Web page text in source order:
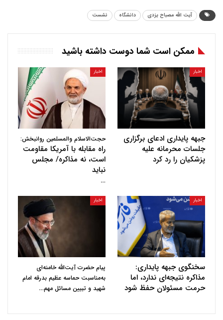
آیت الله مصباح یزدی دانشگاه نشست
ممکن است شما دوست داشته باشید
اخبار
جبهه پایداری ادعای برگزاری
جلسات محرمانه علیه
پزشکیان را رد کرد
اخبار
حجت‌الاسلام والمسلمین روانبخش:
راه مقابله با آمریکا مقاومت
است، نه مذاکره/ مجلس
نباید
…
اخبار
سخنگوی جبهه پایداری:
مذاکره نتیجه‌ای ندارد، اما
حرمت مسئولان حفظ شود
اخبار
پیام حضرت آیت‌الله خامنه‌ای
به‌مناسبت حماسه عظیم بدرقه امام
شهید و تبیین مسائل مهم…